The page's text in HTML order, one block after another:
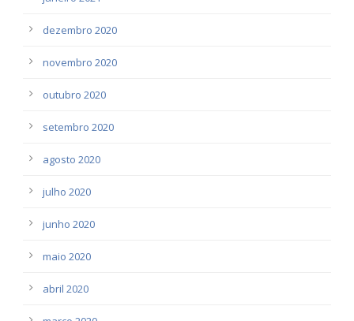
dezembro 2020
novembro 2020
outubro 2020
setembro 2020
agosto 2020
julho 2020
junho 2020
maio 2020
abril 2020